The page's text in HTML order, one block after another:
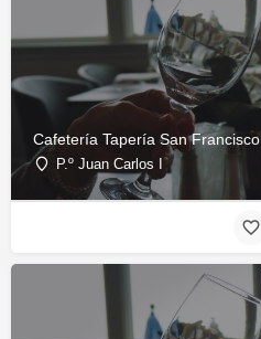
Cafetería Tapería San Francisco
P.º Juan Carlos I